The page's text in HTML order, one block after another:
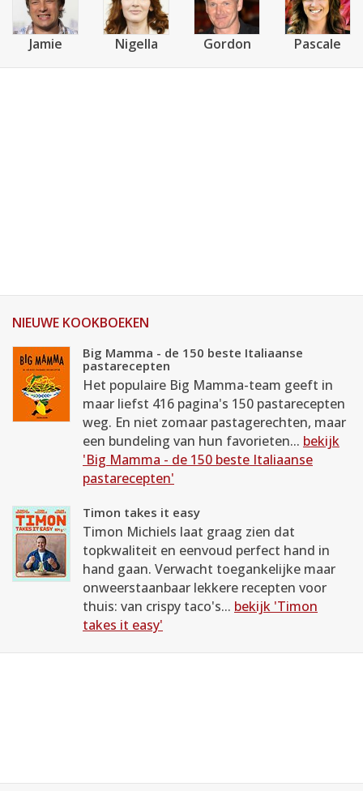
Jamie Nigella Gordon Pascale
NIEUWE KOOKBOEKEN
Big Mamma - de 150 beste Italiaanse
pastarecepten
Het populaire Big Mamma-team geeft in
maar liefst 416 pagina's 150 pastarecepten
weg. En niet zomaar pastagerechten, maar
een bundeling van hun favorieten... bekijk
'Big Mamma - de 150 beste Italiaanse
pastarecepten'
Timon takes it easy
Timon Michiels laat graag zien dat
topkwaliteit en eenvoud perfect hand in
hand gaan. Verwacht toegankelijke maar
onweerstaanbaar lekkere recepten voor
thuis: van crispy taco's... bekijk 'Timon
takes it easy'